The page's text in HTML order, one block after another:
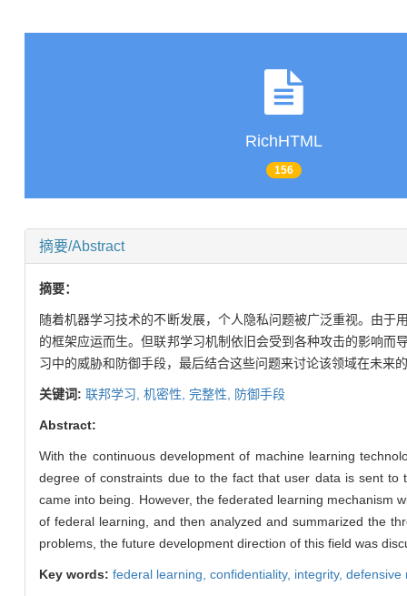
RichHTML
156
摘要/Abstract
摘要：
随着机器学习技术的不断发展，个人隐私问题被广泛重视。由
的框架应运而生。但联邦学习机制依旧会受到各种攻击的影响
习中的威胁和防御手段，最后结合这些问题来讨论该领域在未来
关键词: 联邦学习, 机密性, 完整性, 防御手段
Abstract:
With the continuous development of machine learning
degree of constraints due to the fact that user data is sent
came into being. However, the federated learning mechanism
of federal learning, and then analyzed and summarized the
problems, the future development direction of this field was
Key words: federal learning, confidentiality, integrity, defensive